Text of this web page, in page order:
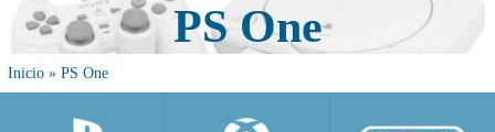
PS One
Inicio » PS One